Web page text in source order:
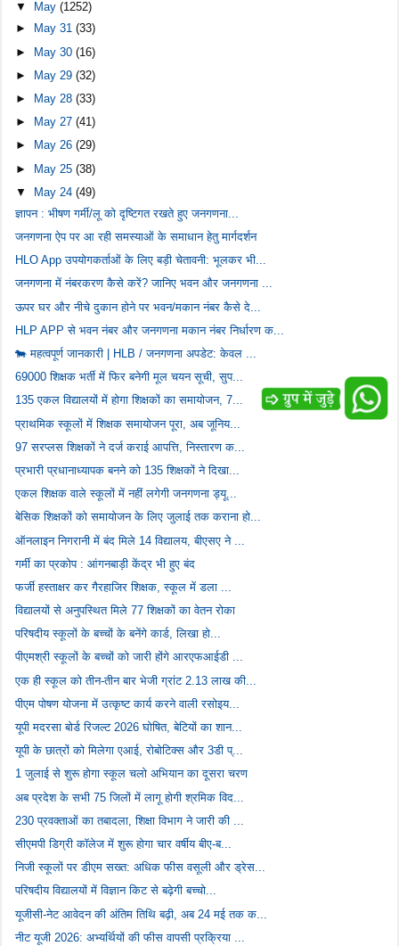
▼ May(1252)
►
May 31(33)
► May 30(16)
►
May 29(32)
►
May 28(33)
►
May 27(41)
►
May 26(29)
► May 25(38)
▼ May 24(49)
ज्ञापन : भीषण गर्मी/लू को दृष्टिगत रखते हुए जनगणना...
जनगणना ऐप पर आ रही समस्याओं के समाधान हेतु मार्गदर्शन
HLO App उपयोगकर्ताओं के लिए बड़ी चेतावनी: भूलकर भी...
जनगणना में नंबरकरण कैसे करें? जानिए भवन और जनगणना ...
ऊपर घर और नीचे दुकान होने पर भवन/मकान नंबर कैसे दे...
HLP APP से भवन नंबर और जनगणना मकान नंबर निर्धारण क...
🐄 महत्वपूर्ण जानकारी | HLB / जनगणना अपडेट: केवल ...
69000 शिक्षक भर्ती में फिर बनेगी मूल चयन सूची, सुप...
135 एकल विद्यालयों में होगा शिक्षकों का समायोजन, 7...
प्राथमिक स्कूलों में शिक्षक समायोजन पूरा, अब जूनिय...
97 सरप्लस शिक्षकों ने दर्ज कराई आपत्ति, निस्तारण क...
प्रभारी प्रधानाध्यापक बनने को 135 शिक्षकों ने दिखा...
एकल शिक्षक वाले स्कूलों में नहीं लगेगी जनगणना ड्यू...
बेसिक शिक्षकों को समायोजन के लिए जुलाई तक कराना हो...
ऑनलाइन निगरानी में बंद मिले 14 विद्यालय, बीएसए ने ...
गर्मी का प्रकोप : आंगनबाड़ी केंद्र भी हुए बंद
फर्जी हस्ताक्षर कर गैरहाजिर शिक्षक, स्कूल में डला ...
विद्यालयों से अनुपस्थित मिले 77 शिक्षकों का वेतन रोका
परिषदीय स्कूलों के बच्चों के बनेंगे कार्ड, लिखा हो...
पीएमश्री स्कूलों के बच्चों को जारी होंगे आरएफआईडी ...
एक ही स्कूल को तीन-तीन बार भेजी ग्रांट 2.13 लाख की...
पीएम पोषण योजना में उत्कृष्ट कार्य करने वाली रसोइय...
यूपी मदरसा बोर्ड रिजल्ट 2026 घोषित, बेटियों का शान...
यूपी के छात्रों को मिलेगा एआई, रोबोटिक्स और 3डी प्...
1 जुलाई से शुरू होगा स्कूल चलो अभियान का दूसरा चरण
अब प्रदेश के सभी 75 जिलों में लागू होगी श्रमिक विद...
230 प्रवक्ताओं का तबादला, शिक्षा विभाग ने जारी की ...
सीएमपी डिग्री कॉलेज में शुरू होगा चार वर्षीय बीए-ब...
निजी स्कूलों पर डीएम सख्त: अधिक फीस वसूली और ड्रेस...
परिषदीय विद्यालयों में विज्ञान किट से बढ़ेगी बच्चो...
यूजीसी-नेट आवेदन की अंतिम तिथि बढ़ी, अब 24 मई तक क...
नीट यूजी 2026: अभ्यर्थियों की फीस वापसी प्रक्रिया ...